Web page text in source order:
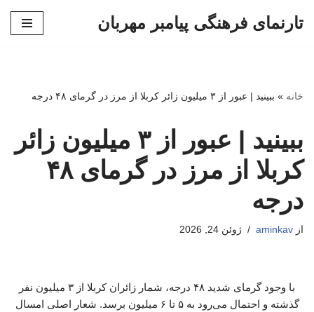
تارنمای فرهنگی پیامبر مهربان
خانه » ببینید | عبور از ۳ میلیون زائر کربلا از مرز در گرمای ۴۸ درجه
ببینید | عبور از ۳ میلیون زائر
کربلا از مرز در گرمای ۴۸
درجه
از aminkav ژوئن 24, 2026
با وجود گرمای شدید ۴۸ درجه، شمار زائران کربلا از ۳ میلیون نفر
گذشته و احتمال می‌رود به ۵ تا ۶ میلیون برسد. شعار اصلی امسال